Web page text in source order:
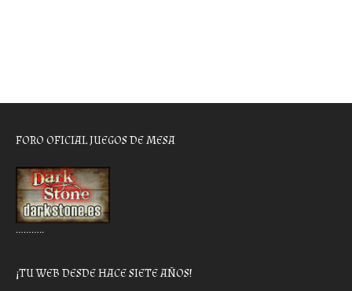
FORO OFICIAL JUEGOS DE MESA
………..
¡TU WEB DESDE HACE SIETE AÑOS!